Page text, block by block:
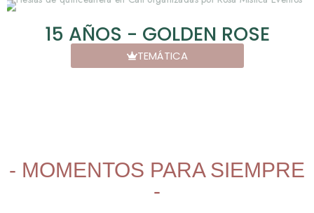
15 AÑOS - GOLDEN ROSE
TEMÁTICA
- MOMENTOS PARA SIEMPRE
-